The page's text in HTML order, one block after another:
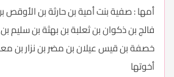
أمها : صفية بنت أمية بن حارثة بن
فالج بن ذكوان بن ثعلبة بن بهثة بن سليم
خصفة بن قيس عيلان بن مضر بن نزار بن
أخوتها